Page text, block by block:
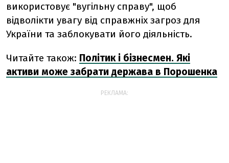
використовує "вугільну справу", щоб
відволікти увагу від справжніх загроз для
України та заблокувати його діяльність.
Читайте також: Політик і бізнесмен. Які
активи може забрати держава в Порошенка
РЕКЛАМА: